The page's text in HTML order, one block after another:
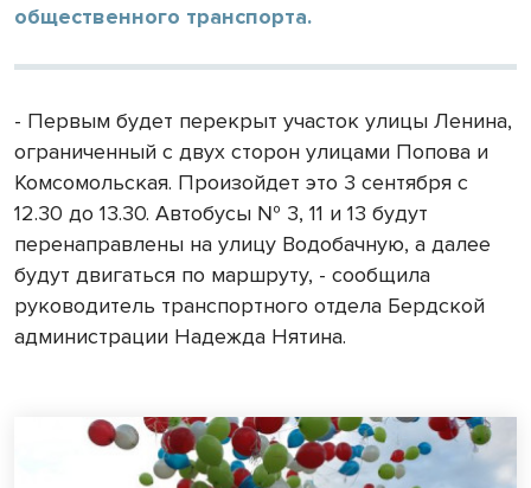
общественного транспорта.
- Первым будет перекрыт участок улицы Ленина,
ограниченный с двух сторон улицами Попова и
Комсомольская. Произойдет это 3 сентября с
12.30 до 13.30. Автобусы № 3, 11 и 13 будут
перенаправлены на улицу Водобачную, а далее
будут двигаться по маршруту, - сообщила
руководитель транспортного отдела Бердской
администрации Надежда Нятина.